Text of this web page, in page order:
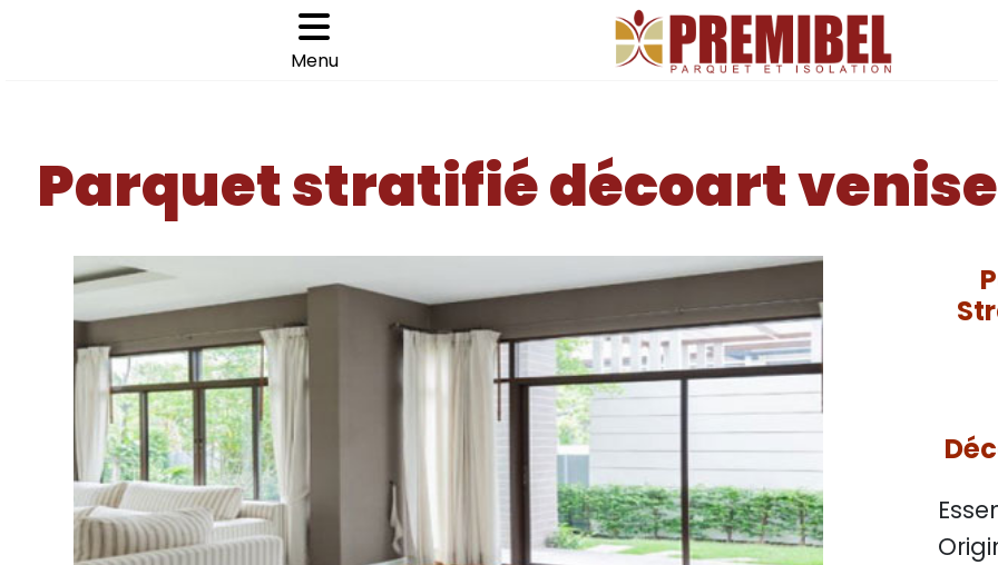
Choisir son parquet
Menu
PARQUET STRATIFIÉ DÉCOART VENISE DÉCOART VENISE REF: DAGLAM2916_1
Parquet stratifié décoart venise